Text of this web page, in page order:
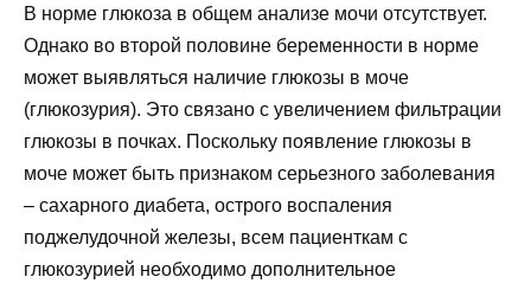
В норме глюкоза в общем анализе мочи отсутствует.
Однако во второй половине беременности в норме
может выявляться наличие глюкозы в моче
(глюкозурия). Это связано с увеличением фильтрации
глюкозы в почках. Поскольку появление глюкозы в
моче может быть признаком серьезного заболевания
– сахарного диабета, острого воспаления
поджелудочной железы, всем пациенткам с
глюкозурией необходимо дополнительное